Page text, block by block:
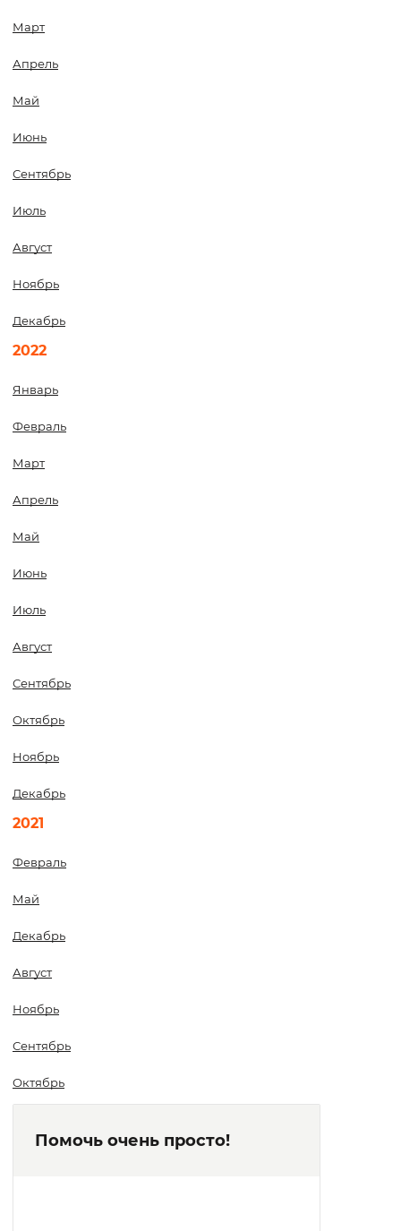
Март
Апрель
Май
Июнь
Сентябрь
Июль
Август
Ноябрь
Декабрь
2022
Январь
Февраль
Март
Апрель
Май
Июнь
Июль
Август
Сентябрь
Октябрь
Ноябрь
Декабрь
2021
Февраль
Май
Декабрь
Август
Ноябрь
Сентябрь
Октябрь
Помочь очень просто!